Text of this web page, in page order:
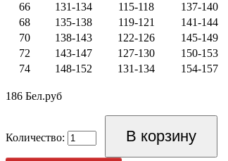
66
131-134 115-118
137-140
68
135-138 119-121
141-144
70
138-143 122-126
145-149
72
143-147 127-130
150-153
74
148-152 131-134 154-157
186 Бел.руб
Количество: